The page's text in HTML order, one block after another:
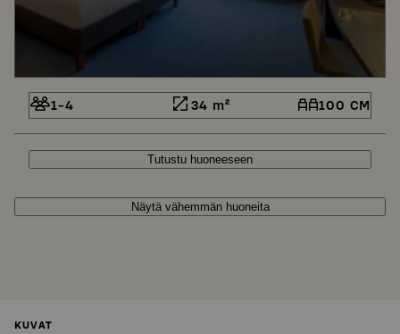
1-4 34 m² 100 CM
Tutustu huoneeseen
Näytä vähemmän huoneita
KUVAT